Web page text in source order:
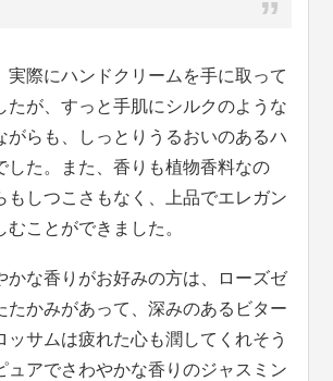
実際にハンドクリームを手に取って
たが、すっと手肌にシルクのような
がらも、しっとりうるおいのあるハ
した。また、香りも植物香料なの
もしつこさもなく、上品でエレガン
むことができました。
かな香りがお好みの方は、ローズゼ
たかみがあって、深みのあるビター
ッサムは疲れた心も潤してくれそう
ュアでさわやかな香りのジャスミン